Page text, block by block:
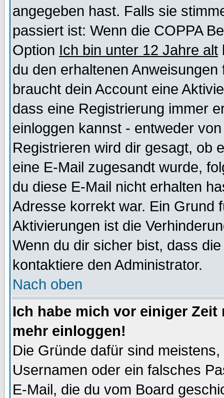
angegeben hast. Falls sie
passiert ist: Wenn die COPPA
Option Ich bin unter 12 Jahre alt
du den erhaltenen
braucht dein Account eine
dass eine Registrierung immer
einloggen kannst - entweder
Registrieren wird dir gesagt, ob
eine E-Mail zugesandt wurde,
du diese E-Mail nicht erhalten
Adresse korrekt war. Ein Grund
Aktivierungen ist die
Wenn du dir sicher bist, dass
kontaktiere den Administrator.
Nach oben
Ich habe mich vor einiger
mehr einloggen!
Die Gründe dafür sind
Usernamen oder ein falsches
E-Mail, die du vom Board